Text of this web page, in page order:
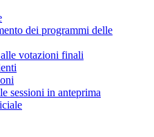
dei programmi delle
votazioni finali
sessioni in anteprima